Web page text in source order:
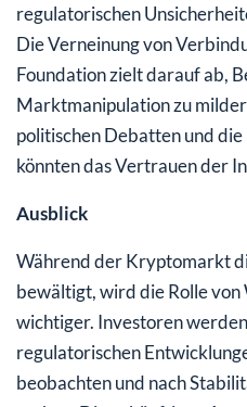
regulatorischen
Die Verneinung von
Foundation zielt darauf ab,
Marktmanipulation zu
politischen Debatten und
könnten das Vertrauen der
Ausblick
Während der Kryptomarkt
bewältigt, wird die Rolle von
wichtiger. Investoren
regulatorischen
beobachten und nach